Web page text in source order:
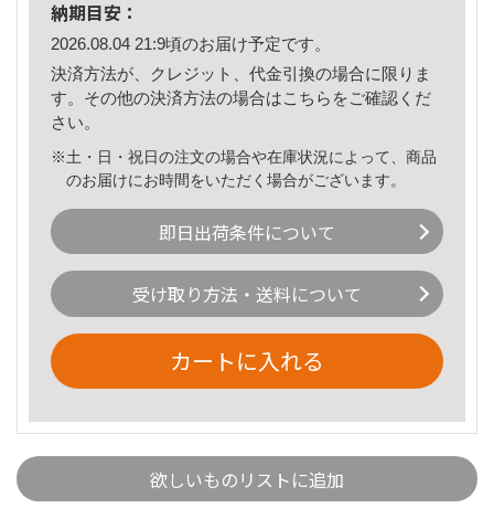
納期目安：
2026.08.04 21:9頃のお届け予定です。
決済方法が、クレジット、代金引換の場合に限りま
す。その他の決済方法の場合はこちら をご確認くだ
さい。
※土・日・祝日の注文の場合や在庫状況によって、商品
のお届けにお時間をいただく場合がございます。
即日出荷条件について
受け取り方法・送料について
カートに入れる
欲しいものリストに追加